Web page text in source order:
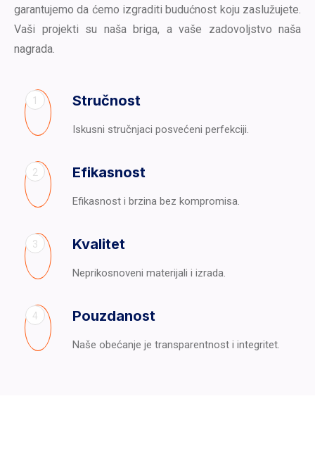
garantujemo da ćemo izgraditi budućnost koju zaslužujete.
Vaši projekti su naša briga, a vaše zadovoljstvo naša
nagrada.
1 Stručnost
Iskusni stručnjaci posvećeni perfekciji.
2 Efikasnost
Efikasnost i brzina bez kompromisa.
3 Kvalitet
Neprikosnoveni materijali i izrada.
4 Pouzdanost
Naše obećanje je transparentnost i integritet.